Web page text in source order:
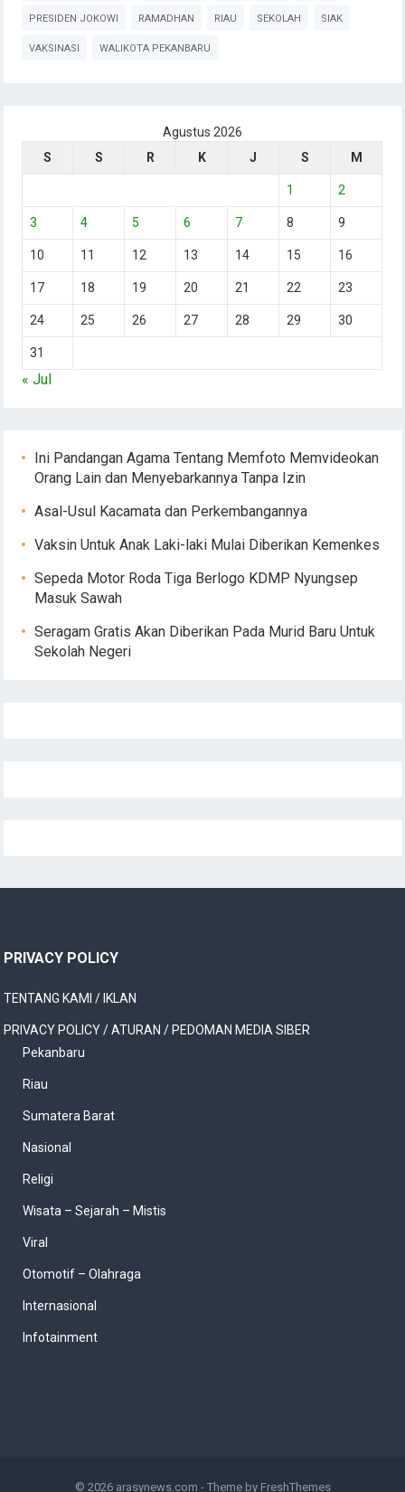
PRESIDEN JOKOWI RAMADHAN RIAU SEKOLAH SIAK
VAKSINASI WALIKOTA PEKANBARU
Agustus 2026
S
S R K J S M
1 2
3 4 5 6 7 8 9
10 11 12 13 14 15 16
17 18 19 20 21 22 23
24 25 26 27 28 29 30
31
« Jul
Ini Pandangan Agama Tentang Memfoto Memvideokan
Orang Lain dan Menyebarkannya Tanpa Izin
Asal-Usul Kacamata dan Perkembangannya
Vaksin Untuk Anak Laki-laki Mulai Diberikan Kemenkes
Sepeda Motor Roda Tiga Berlogo KDMP Nyungsep
Masuk Sawah
Seragam Gratis Akan Diberikan Pada Murid Baru Untuk
Sekolah Negeri
PRIVACY POLICY
TENTANG KAMI / IKLAN
PRIVACY POLICY / ATURAN / PEDOMAN MEDIA SIBER
Pekanbaru
Riau
Sumatera Barat
Nasional
Religi
Wisata – Sejarah – Mistis
Viral
Otomotif – Olahraga
Internasional
Infotainment
© 2026 arasynews.com - Theme by FreshThemes